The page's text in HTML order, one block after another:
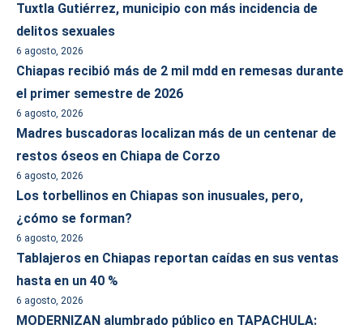
Tuxtla Gutiérrez, municipio con más incidencia de
delitos sexuales
6 agosto, 2026
Chiapas recibió más de 2 mil mdd en remesas durante
el primer semestre de 2026
6 agosto, 2026
Madres buscadoras localizan más de un centenar de
restos óseos en Chiapa de Corzo
6 agosto, 2026
Los torbellinos en Chiapas son inusuales, pero,
¿cómo se forman?
6 agosto, 2026
Tablajeros en Chiapas reportan caídas en sus ventas
hasta en un 40 %
6 agosto, 2026
MODERNIZAN alumbrado público en TAPACHULA: